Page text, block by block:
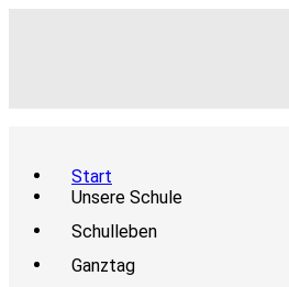
Start
Unsere Schule
Schulleben
Ganztag